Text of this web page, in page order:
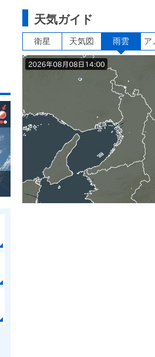
天気ガイド
衛星 天気図 雨雲 ア